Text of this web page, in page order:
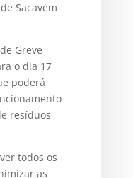
Sacavém
Greve
o dia 17
poderá
resíduos
todos os
as